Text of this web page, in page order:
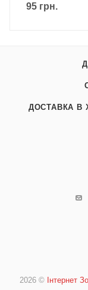
95 грн.
ДОСТАВКА В
2026 © Інтернет